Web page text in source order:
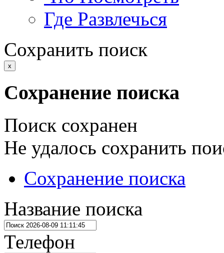
Где Развлечься
Сохранить поиск
x
Сохранение поиска
Поиск сохранен
Не удалось сохранить
Сохранение поиска
Название поиска
Телефон